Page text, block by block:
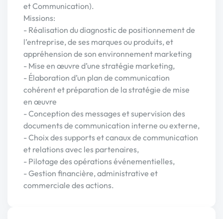
et Communication).
Missions:
- Réalisation du diagnostic de positionnement de
l’entreprise, de ses marques ou produits, et
appréhension de son environnement marketing
- Mise en œuvre d’une stratégie marketing,
- Élaboration d’un plan de communication
cohérent et préparation de la stratégie de mise
en œuvre
- Conception des messages et supervision des
documents de communication interne ou externe,
- Choix des supports et canaux de communication
et relations avec les partenaires,
- Pilotage des opérations événementielles,
- Gestion financière, administrative et
commerciale des actions.